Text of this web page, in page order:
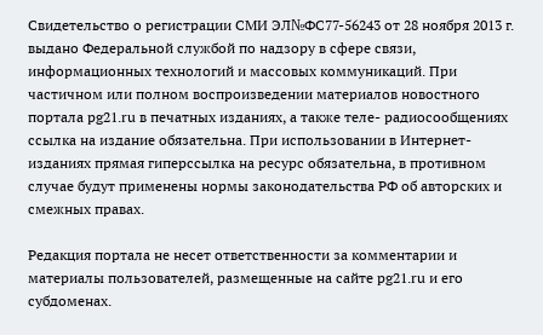
Свидетельство о регистрации СМИ ЭЛ№ФС77-56243 от 28 ноября 2013 г.
выдано Федеральной службой по надзору в сфере связи,
информационных технологий и массовых коммуникаций. При
частичном или полном воспроизведении материалов новостного
портала pg21.ru в печатных изданиях, а также теле- радиосообщениях
ссылка на издание обязательна. При использовании в Интернет-
изданиях прямая гиперссылка на ресурс обязательна, в противном
случае будут применены нормы законодательства РФ об авторских и
смежных правах.
Редакция портала не несет ответственности за комментарии и
материалы пользователей, размещенные на сайте pg21.ru и его
субдоменах.